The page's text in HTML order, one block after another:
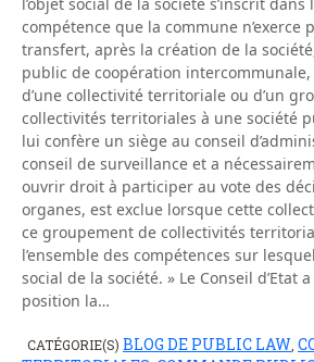
l’objet social de la société s’inscrit dans
compétence que la commune n’exerce
transfert, après la création de la
public de coopération
d’une collectivité territoriale ou d’un
collectivités territoriales à une société
lui confère un siège au conseil
conseil de surveillance et a
ouvrir droit à participer au vote des
organes, est exclue lorsque cette
ce groupement de collectivités
l’ensemble des compétences sur
social de la société. » Le Conseil d’Etat
position la…
CATÉGORIE(S) BLOG DE PUBLIC LAW,